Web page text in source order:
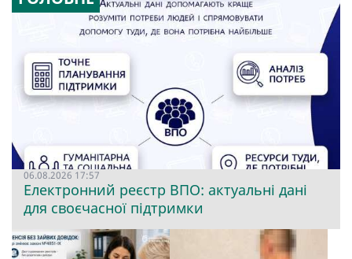
06.08.2026 17:57
Електронний реєстр ВПО: актуальні дані
для своєчасної підтримки